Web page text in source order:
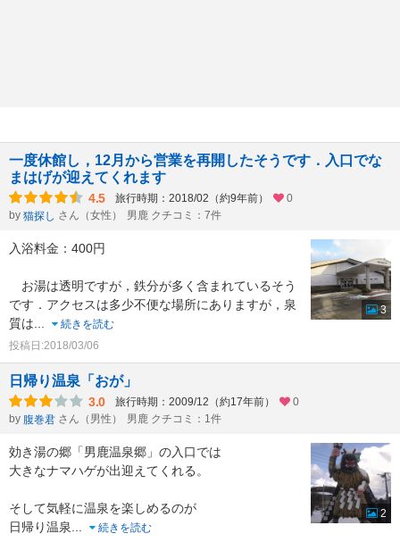
一度休館し，12月から営業を再開したそうです．入口でな
まはげが迎えてくれます
4.5 旅行時期：2018/02（約9年前）
0
by 猫探し さん（女性） 男鹿 クチコミ：7件
入浴料金：400円
お湯は透明ですが，鉄分が多く含まれているそう
です．アクセスは多少不便な場所にありますが，泉
質は...
続きを読む
投稿日:2018/03/06
3
日帰り温泉「おが」
3.0 旅行時期：2009/12（約17年前）
0
by 腹巻君 さん（男性） 男鹿 クチコミ：1件
効き湯の郷「男鹿温泉郷」の入口では
大きなナマハゲが出迎えてくれる。
そして気軽に温泉を楽しめるのが
日帰り温泉...
続きを読む
2